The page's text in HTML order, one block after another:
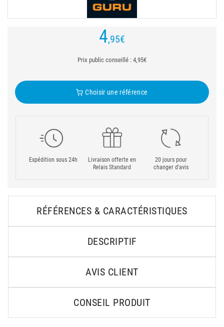
4,95€
Prix public conseillé : 4,95€
Choisir une référence
Expédition sous 24h
Livraison offerte en
Relais Standard
20 jours pour
changer d'avis
RÉFÉRENCES & CARACTÉRISTIQUES
DESCRIPTIF
AVIS CLIENT
CONSEIL PRODUIT